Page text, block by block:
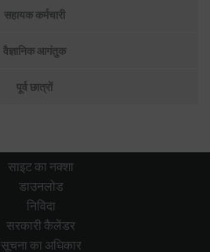
सहायक कर्मचारी
वैज्ञानिक आगंतुक
पूर्व छात्रों
साइट का नक्शा
डाउनलोड
निविदा
सरकारी कैलेंडर
सूचना का अधिकार